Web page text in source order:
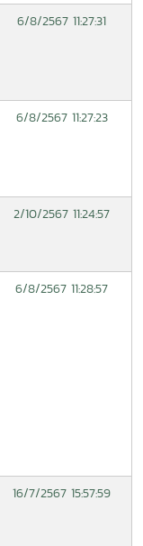
6/8/2567 11:27:31
6/8/2567 11:27:23
2/10/2567 11:24:57
6/8/2567 11:28:57
16/7/2567 15:57:59